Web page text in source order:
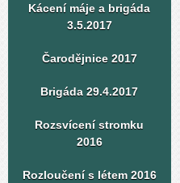
Kácení máje a brigáda
3.5.2017
Čarodějnice 2017
Brigáda 29.4.2017
Rozsvícení stromku
2016
Rozloučení s létem 2016